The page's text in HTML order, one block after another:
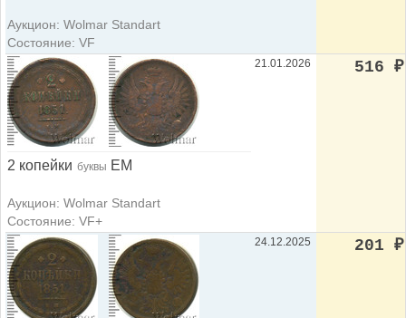
Аукцион: Wolmar Standart
Состояние: VF
2 копейки буквы ЕМ
Аукцион: Wolmar Standart
Состояние: VF+
21.01.2026 516 ₽
24.12.2025 201 ₽